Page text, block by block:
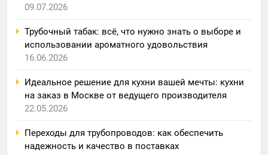
09.07.2026
Трубочный табак: всё, что нужно знать о выборе и
использовании ароматного удовольствия
16.06.2026
Идеальное решение для кухни вашей мечты: кухни
на заказ в Москве от ведущего производителя
22.05.2026
Переходы для трубопроводов: как обеспечить
надежность и качество в поставках